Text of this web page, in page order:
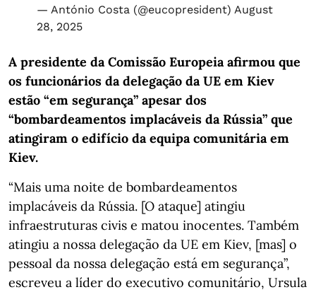
— António Costa (@eucopresident) August
28, 2025
A presidente da Comissão Europeia afirmou que
os funcionários da delegação da UE em Kiev
estão “em segurança” apesar dos
“bombardeamentos implacáveis da Rússia” que
atingiram o edifício da equipa comunitária em
Kiev.
“Mais uma noite de bombardeamentos
implacáveis da Rússia. [O ataque] atingiu
infraestruturas civis e matou inocentes. Também
atingiu a nossa delegação da UE em Kiev, [mas] o
pessoal da nossa delegação está em segurança”,
escreveu a líder do executivo comunitário, Ursula